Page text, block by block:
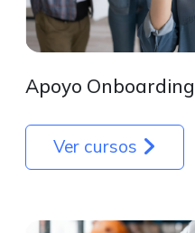
Apoyo Onboarding
Ver cursos